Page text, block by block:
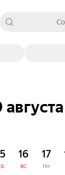
16
ВС
17
ПН